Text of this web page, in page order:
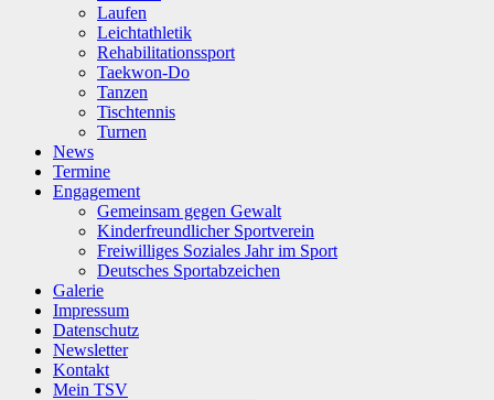
Laufen
Leichtathletik
Rehabilitationssport
Taekwon-Do
Tanzen
Tischtennis
Turnen
News
Termine
Engagement
Gemeinsam gegen Gewalt
Kinderfreundlicher Sportverein
Freiwilliges Soziales Jahr im Sport
Deutsches Sportabzeichen
Galerie
Impressum
Datenschutz
Newsletter
Kontakt
Mein TSV